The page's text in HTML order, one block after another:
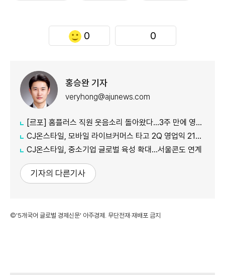
0 0
홍승완 기자
veryhong@ajunews.com
[르포] 홈플러스 직원 웃음소리 돌아왔다…3주 만에 영업 재개 채비
CJ온스타일, 모바일 라이브커머스 타고 2Q 영업익 21%↑
CJ온스타일, 중소기업 글로벌 육성 확대…서울콘도 연계
기자의 다른기사
©'5개국어 글로벌 경제신문' 아주경제. 무단전재·재배포 금지